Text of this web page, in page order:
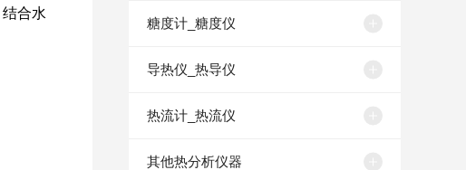
糖度计_糖度仪
导热仪_热导仪
热流计_热流仪
其他热分析仪器
合水